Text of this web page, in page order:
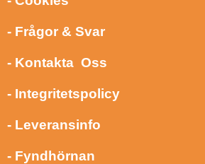
- Frågor & Svar
- Kontakta Oss
- Integritetspolicy
- Leveransinfo
- Fyndhörnan